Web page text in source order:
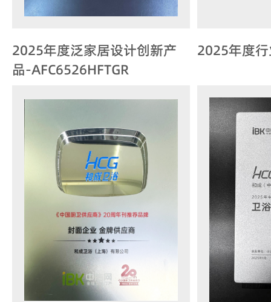
2025年度泛家居设计创新产
品-AFC6526HFTGR
2025年度